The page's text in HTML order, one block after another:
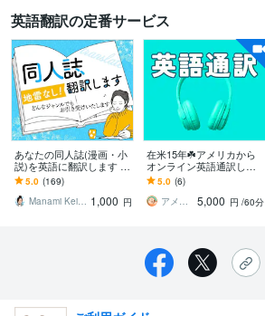
英語翻訳の定番サービス
あなたの同人誌(漫画・小
説)を英語に翻訳します 同
人誌発行経験のある翻訳
者が心を込めて英訳しま
す。
5.0 (169)
Manami Keitom 1,000 円
在米15年☘️アメリカから
オンライン英語通訳しま
す 朝7時から☘️海外とのリ
モート会議通訳をお探し
の方に最適です
5.0 (6)
アメリカーナ｜英語通訳
5,000 円 /60分